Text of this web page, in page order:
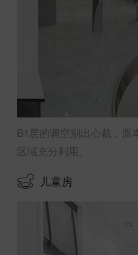
B1层的调空别出心裁，
区域充分利用。
儿童房